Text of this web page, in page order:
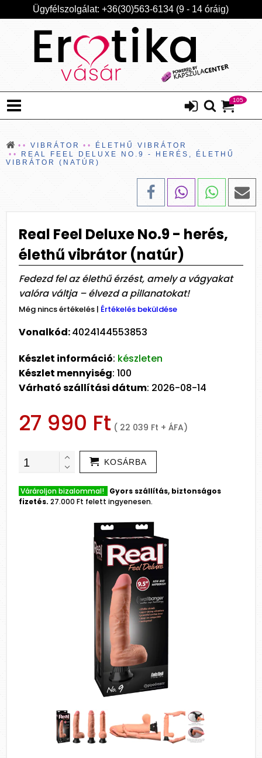
Ügyfélszolgálat: +36(30)563-6134 (9 - 14 óráig)
105
VIBRÁTOR
ÉLETHŰ VIBRÁTOR
REAL FEEL DELUXE NO.9 - HERÉS, ÉLETHŰ
VIBRÁTOR (NATÚR)
Real Feel Deluxe No.9 - herés,
élethű vibrátor (natúr)
Fedezd fel az élethű érzést, amely a vágyakat
valóra váltja – élvezd a pillanatokat!
Még nincs értékelés | Értékelés beküldése
Vonalkód:4024144553853
Készlet információ: készleten
Készlet mennyiség: 100
Várható szállítási dátum: 2026-08-14
27 990 Ft ( 22 039 Ft + ÁFA)
KOSÁRBA
Várároljon bizalommal! Gyors szállítás, biztonságos
fizetés. 27.000 Ft felett ingyenesen.